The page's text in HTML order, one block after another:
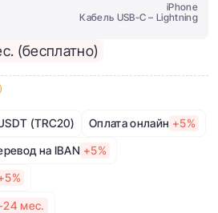
iPhone
Кабель USB-C – Lightning
(бесплатно)
(TRC20) Оплата онлайн +5%
на IBAN +5%
24 мес.